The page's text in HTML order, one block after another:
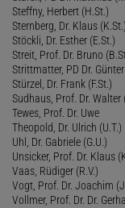
Steffny, Herbert (H.St.)
Sternberg, Dr. Klaus (K.St.)
Stöckli, Dr. Esther (E.St.)
Streit, Prof. Dr. Bruno
Strittmatter, PD Dr. Günter
Stürzel, Dr. Frank (F.St.)
Sudhaus, Prof. Dr. Walter
Tewes, Prof. Dr. Uwe
Theopold, Dr. Ulrich (U.T.)
Uhl, Dr. Gabriele (G.U.)
Unsicker, Prof. Dr. Klaus
Vaas, Rüdiger (R.V.)
Vogt, Prof. Dr. Joachim
Vollmer, Prof. Dr. Dr.